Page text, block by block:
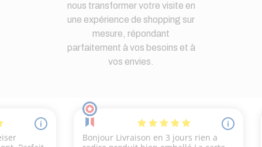
nous transformer votre visite en
une expérience de shopping sur
mesure, répondant
parfaitement à vos besoins et à
vos envies.